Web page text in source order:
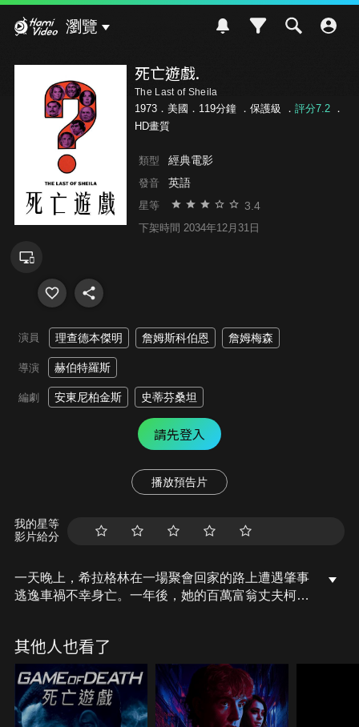
瀏覽
死亡遊戲.
The Last of Sheila
1973．美國．119分鐘 ． 保護級 ． 評分7.2．
HD畫質
類型 經典電影
發音 英語
星等 3.4
下架時間 2034年12月31日
演員 理查德本傑明 詹姆斯科伯恩 詹姆梅森
導演 赫伯特羅斯
編劇 安東尼柏金斯 史蒂芬桑坦
請先登入
播放預告片
我的星等
影片給分
一天晚上，希拉格林在一場聚會回家的路上遭遇肇事
逃逸車禍不幸身亡。一年後，她的百萬富翁丈夫柯林
與任何人分享。在接下來的六天裡，他們每天都會停
靠在一個港口，而在那裡他們將獲得線索來發現其中
一個人的秘密。當謀殺案發生時，遊戲發生了致命的
轉折，而這一切都與他們一直在玩的遊戲以及柯林頓
一開始分配的秘密有關。
其他人也看了